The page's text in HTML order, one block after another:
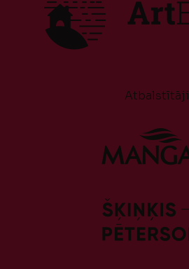
Atbalstītāji